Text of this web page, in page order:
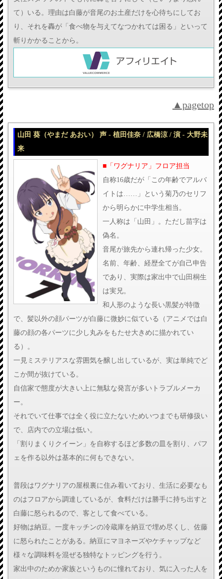
て）いる。理由は白藤が音尾のお土産だけを心待ちにしてお
り、それを轟が「食べ物を与えてなつかれては困る」といって
斬りかかることから。
▲pagetop
山田 葵（やまだ あおい） 声 - 植田佳奈 / 広橋涼 / 演 - 大野未
来
■「ワグナリア」フロア担当
自称16歳だが「この年齢でアルバ
イトは……」という菊乃のセリフ
から明らかに中学生相当。
一人称は「山田」。ただし苗字は
偽名。
音尾が旅先から連れ帰った少女。
名前、年齢、経歴全てが自己申告
であり、実際は家出中で山田桐生
は実兄。
和人形のような長い黒髪が特徴
で、髪以外の顔パーツが白藤に微妙に似ている（アニメでは白
藤の顔の各パーツに少し丸みをもたせ大きめに描かれてい
る）。
一見ミステリアスな雰囲気を醸し出しているが、実は単純でど
こか間が抜けている。
自信家で態度が大きい上に無駄な発言が多いトラブルメーカ
ー。
それでいて仕事では全く役に立たないためいつまでも研修扱い
で、店内での立場は低い。
「割りまくりクイーン」を自称するほど多数の皿を割り、パフ
ェを作る以外は基本的に何もできない。
普段はワグナリアの屋根裏に住み着いており、生活に必要なも
のはフロアから調達しているが、食料だけは勝手に持ち出すと
白藤に怒られるので、客として食べている。
好物は納豆。一度キッチンの冷蔵庫を納豆で埋め尽くし、佐藤
に怒られたことがある。納豆にマヨネーズやケチャップなど
様々な調味料を混ぜる独特なトッピングを行う。
家出中のためか家族というものに憧れており、気に入った人を